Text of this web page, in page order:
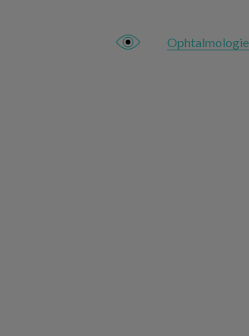
Ophtalmologie